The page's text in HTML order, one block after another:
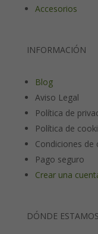
Accesorios
INFORMACIÓN
Blog
Aviso Legal
Política de
Política de
Condiciones de
Pago seguro
Crear una
DÓNDE ESTAMOS